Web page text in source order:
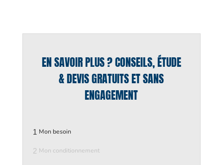
EN SAVOIR PLUS ? CONSEILS, ÉTUDE
& DEVIS GRATUITS ET SANS
ENGAGEMENT
1 Mon besoin
2 Mon conditionnement